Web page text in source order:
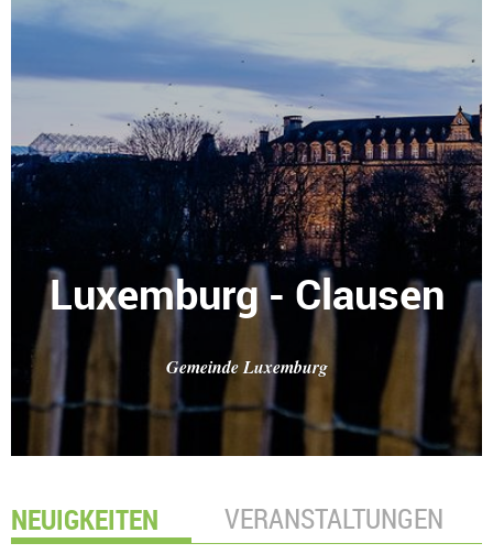
Luxemburg - Clausen
Gemeinde Luxemburg
NEUIGKEITEN VERANSTALTUNGEN